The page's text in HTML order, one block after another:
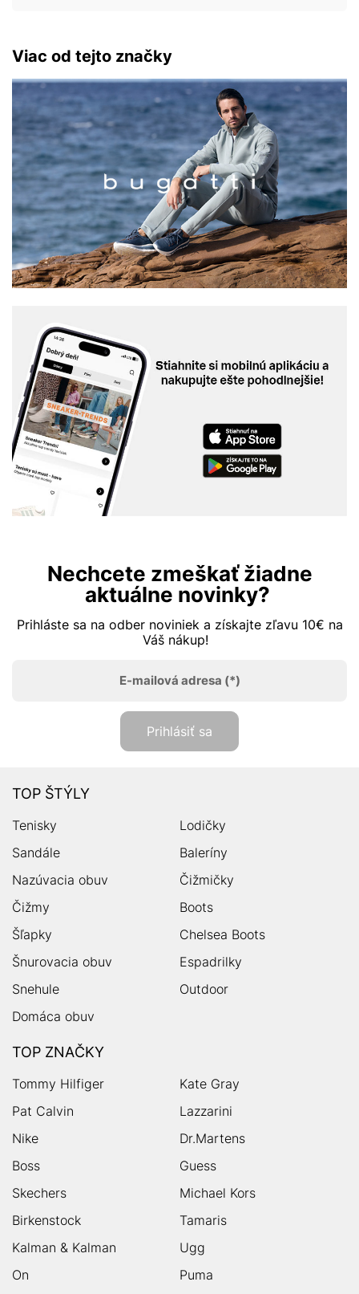
Viac od tejto značky
Nechcete zmeškať žiadne
aktuálne novinky?
Prihláste sa na odber noviniek a získajte zľavu 10€ na
Váš nákup!
E-mailová adresa (*)
Prihlásiť sa
TOP ŠTÝLY
Tenisky
Lodičky
Sandále
Baleríny
Nazúvacia obuv
Čižmičky
Čižmy
Boots
Šľapky
Chelsea Boots
Šnurovacia obuv
Espadrilky
Snehule
Outdoor
Domáca obuv
TOP ZNAČKY
Tommy Hilfiger
Kate Gray
Pat Calvin
Lazzarini
Nike
Dr.Martens
Boss
Guess
Skechers
Michael Kors
Birkenstock
Tamaris
Kalman & Kalman
Ugg
On
Puma